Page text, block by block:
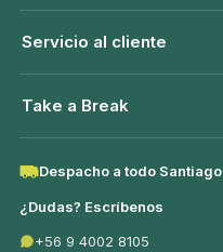
Servicio al cliente
Take a Break
Despacho a todo Santiago
¿Dudas? Escríbenos
+56 9 4002 8105